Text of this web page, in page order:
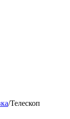
/Телескоп